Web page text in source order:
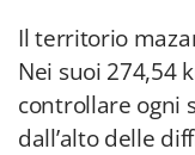
Il territorio
Nei suoi 274,54
controllare ogni
dall’alto delle